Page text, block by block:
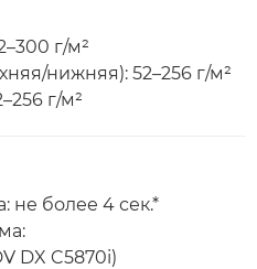
г/м²
нижняя): 52–256 г/м²
г/м²
не более 4 сек.*
DX C5870i)